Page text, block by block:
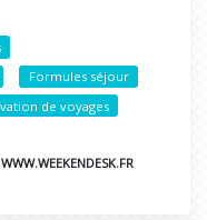
Formules séjour
de voyages